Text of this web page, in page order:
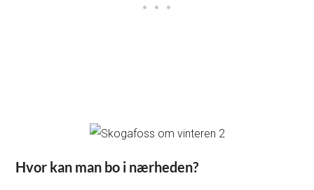
Hvor kan man bo i nærheden?